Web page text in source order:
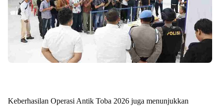
Keberhasilan Operasi Antik Toba 2026 juga menunjukkan